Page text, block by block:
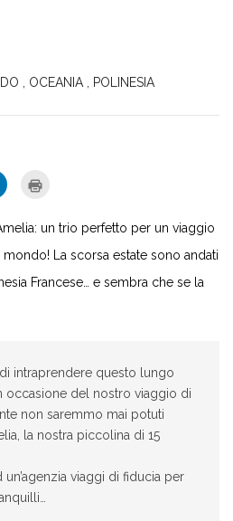
OCEANIA POLINESIA
Fai
clic
condividere
su
LinkedIn
(Si
in
una
stampare
(Si
apre
in
nuova
finestra)
un trio perfetto per un viaggio
La scorsa estate sono andati
Francese… e sembra che se la
intraprendere questo lungo
occasione del nostro viaggio di
non saremmo mai potuti
la nostra piccolina di 15
viaggi di fiducia per